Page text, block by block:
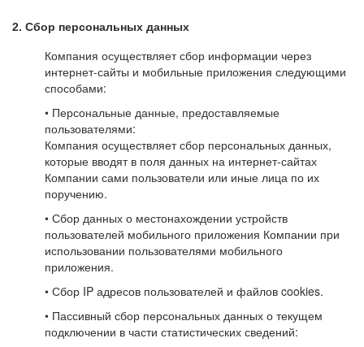
2. Сбор персональных данных
Компания осуществляет сбор информации через
интернет-сайты и мобильные приложения следующими
способами:
• Персональные данные, предоставляемые
пользователями:
Компания осуществляет сбор персональных данных,
которые вводят в поля данных на интернет-сайтах
Компании сами пользователи или иные лица по их
поручению.
• Сбор данных о местонахождении устройств
пользователей мобильного приложения Компании при
использовании пользователями мобильного
приложения.
• Сбор IP адресов пользователей и файлов cookies.
• Пассивный сбор персональных данных о текущем
подключении в части статистических сведений: